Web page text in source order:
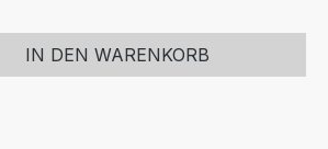
gewünschten Wert
IN DEN WARENKORB